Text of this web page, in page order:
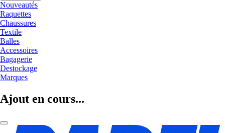
Nouveautés
Raquettes
Chaussures
Textile
Balles
Accessoires
Bagagerie
Destockage
Marques
Ajout en cours...